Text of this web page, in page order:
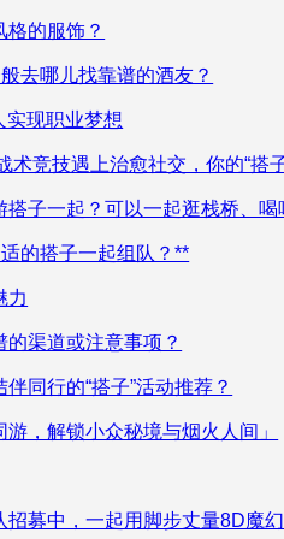
的服饰？
去哪儿找靠谱的酒友？
实现职业梦想
术竞技遇上治愈社交，你的“搭
子一起？可以一起逛栈桥、喝
的搭子一起组队？**
力
渠道或注意事项？
同行的“搭子”活动推荐？
，解锁小众秘境与烟火人间」
募中，一起用脚步丈量8D魔幻